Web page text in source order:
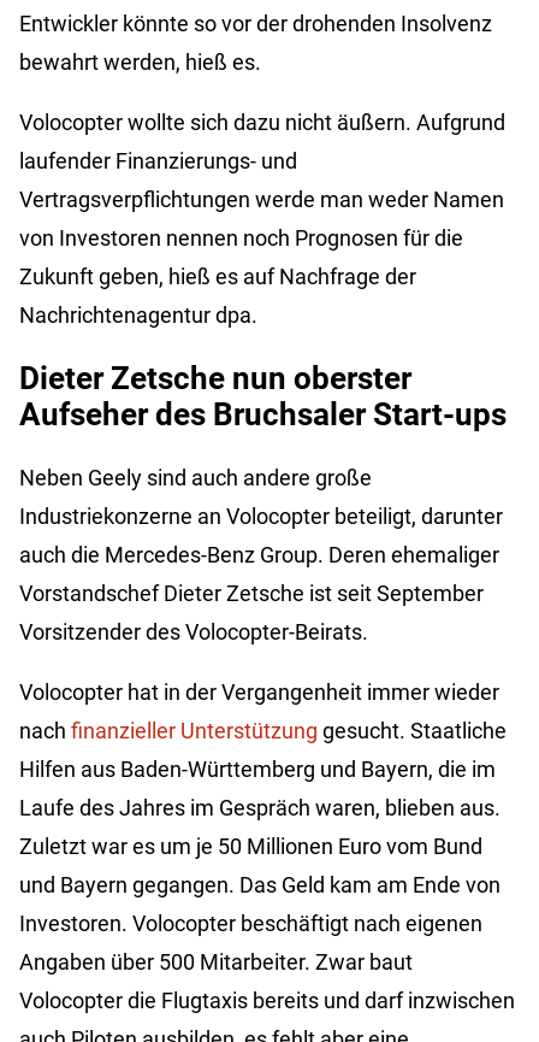
Entwickler könnte so vor der drohenden Insolvenz
bewahrt werden, hieß es.
Volocopter wollte sich dazu nicht äußern. Aufgrund
laufender Finanzierungs- und
Vertragsverpflichtungen werde man weder Namen
von Investoren nennen noch Prognosen für die
Zukunft geben, hieß es auf Nachfrage der
Nachrichtenagentur dpa.
Dieter Zetsche nun oberster
Aufseher des Bruchsaler Start-ups
Neben Geely sind auch andere große
Industriekonzerne an Volocopter beteiligt, darunter
auch die Mercedes-Benz Group. Deren ehemaliger
Vorstandschef Dieter Zetsche ist seit September
Vorsitzender des Volocopter-Beirats.
Volocopter hat in der Vergangenheit immer wieder
nach finanzieller Unterstützung gesucht. Staatliche
Hilfen aus Baden-Württemberg und Bayern, die im
Laufe des Jahres im Gespräch waren, blieben aus.
Zuletzt war es um je 50 Millionen Euro vom Bund
und Bayern gegangen. Das Geld kam am Ende von
Investoren. Volocopter beschäftigt nach eigenen
Angaben über 500 Mitarbeiter. Zwar baut
Volocopter die Flugtaxis bereits und darf inzwischen